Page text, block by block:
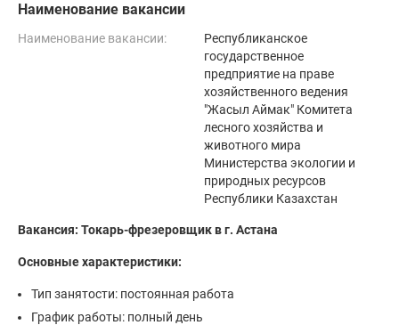
Наименование вакансии
Наименование вакансии:
Республиканское
государственное
предприятие на праве
хозяйственного ведения
"Жасыл Аймак" Комитета
лесного хозяйства и
животного мира
Министерства экологии и
природных ресурсов
Республики Казахстан
Вакансия: Токарь-фрезеровщик в г. Астана
Основные характеристики:
Тип занятости: постоянная работа
График работы: полный день